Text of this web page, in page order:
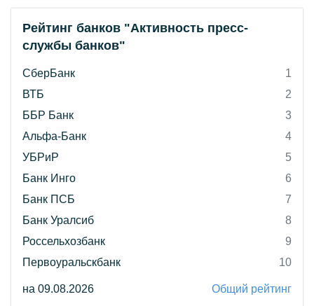
Рейтинг банков "Активность пресс-
службы банков"
СберБанк
1
ВТБ
2
ББР Банк
3
Альфа-Банк
4
УБРиР
5
Банк Инго
6
Банк ПСБ
7
Банк Уралсиб
8
Россельхозбанк
9
Первоуральскбанк
10
на 09.08.2026 Общий рейтинг